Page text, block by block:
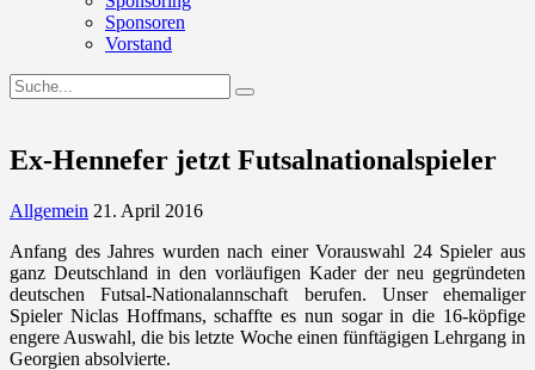
Sponsoren
Vorstand
Ex-Hennefer jetzt Futsalnationalspieler
Allgemein 21. April 2016
Anfang des Jahres wurden nach einer Vorauswahl 24 Spieler aus
ganz Deutschland in den vorläufigen Kader der neu gegründeten
deutschen Futsal-Nationalannschaft berufen. Unser ehemaliger
Spieler Niclas Hoffmans, schaffte es nun sogar in die 16-köpfige
engere Auswahl, die bis letzte Woche einen fünftägigen Lehrgang in
Georgien absolvierte.